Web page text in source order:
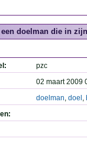
een doelman die in
pzc
02 maart 2009
doelman, doel ,